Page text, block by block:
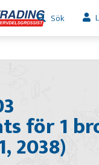
Sök
för 1
2038)